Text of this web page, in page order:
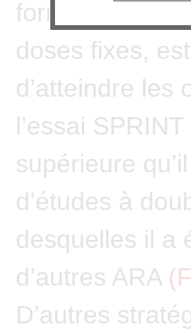
formée
doses fixes,
d’atteindre les
l’essai
supérieure
d’études à
desquelles il a
d’autres ARA
D’autres